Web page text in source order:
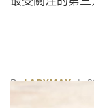
ByLADYMAX|